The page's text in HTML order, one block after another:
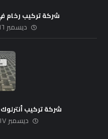
شركة تركيب رخام في
ديسمبر ١٦, ٢٠٢٤
شركة تركيب أنترلوك في
ديسمبر ١٧, ٢٠٢٤